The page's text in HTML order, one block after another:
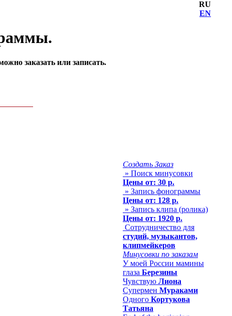
RU
EN
заказать или записать.
Создать Заказ
» Поиск минусовки
Цены от: 30 р.
» Запись фонограммы
Цены от: 128 р.
» Запись клипа (ролика)
Цены от: 1920 р.
Сотрудничество для
студий, музыкантов,
клипмейкеров
Минусовки по заказам
У моей России мамины
глаза Березины
Чувствую Лиона
Супермен Мураками
Одного Кортукова
Татьяна